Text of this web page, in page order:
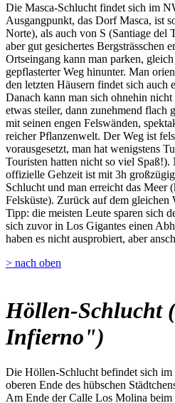
Die Masca-Schlucht findet sich im
Ausgangpunkt, das Dorf Masca, ist
Norte), als auch von S (Santiage del
aber gut gesichertes Bergsträsschen
Ortseingang kann man parken,
gepflasterter Weg hinunter. Man
den letzten Häusern findet sich auch
Danach kann man sich ohnehin
etwas steiler, dann zunehmend flach
mit seinen engen Felswänden,
reicher Pflanzenwelt. Der Weg ist
vorausgesetzt, man hat wenigstens
Touristen hatten nicht so viel
offizielle Gehzeit ist mit 3h
Schlucht und man erreicht das Meer
Felsküste). Zurück auf dem gleichen
Tipp: die meisten Leute sparen sich
sich zuvor in Los Gigantes einen
haben es nicht ausprobiert, aber
> nach oben
Höllen-Schlucht
Infierno")
Die Höllen-Schlucht befindet sich
oberen Ende des hübschen
Am Ende der Calle Los Molina